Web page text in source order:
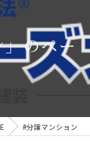
のペー
#分譲マンション